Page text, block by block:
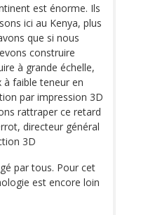
est énorme. Ils
ici au Kenya, plus
que si nous
construire
à grande échelle,
à faible teneur en
par impression 3D
rattraper ce retard
directeur général
3D
par tous. Pour cet
est encore loin